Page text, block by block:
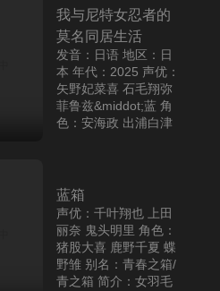
声优：千叶翔也 上田丽
奈 鬼头明里 角色：猪
股大喜 鹿野千夏 蝶野
雏 别名：青春之箱/青
之箱 简介：女羽毛球部
的成员猪股大喜暗恋女
子篮球部的鹿野千夏学
姐。他望着学姐每天自
奈 鬼头明里 角色：猪
股大喜 鹿野千夏 蝶野
雏 别名：青春之箱/青
之箱 简介：女羽毛球部
的成员猪股大喜暗恋女
子篮球部的鹿野千夏学
我与尼特女忍者的
莫名同居生活
发音：日语 地区：日
本 年代：2025 声优：
矢野妃菜喜 石毛翔弥
菲鲁兹&middot;蓝 角
色：安海政 出浦白津
元素和日常生活的
蓝箱
声优：千叶翔也 上田
丽奈 鬼头明里 角色：
猪股大喜 鹿野千夏 蝶
野雏 别名：青春之箱/
青之箱 简介：女羽毛